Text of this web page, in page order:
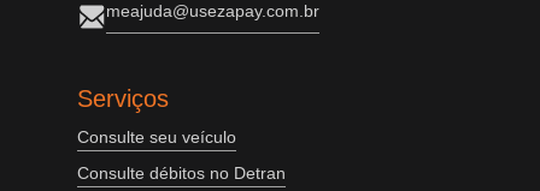
meajuda@usezapay.com.br
Serviços
Consulte seu veículo
Consulte débitos no Detran